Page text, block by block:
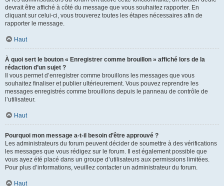
devrait être affiché à côté du message que vous souhaitez rapporter. En
cliquant sur celui-ci, vous trouverez toutes les étapes nécessaires afin de
rapporter le message.
Haut
À quoi sert le bouton « Enregistrer comme brouillon » affiché lors de la
rédaction d’un sujet ?
Il vous permet d’enregistrer comme brouillons les messages que vous
souhaitez finaliser et publier ultérieurement. Vous pouvez reprendre les
messages enregistrés comme brouillons depuis le panneau de contrôle de
l’utilisateur.
Haut
Pourquoi mon message a-t-il besoin d’être approuvé ?
Les administrateurs du forum peuvent décider de soumettre à des vérifications
les messages que vous rédigez sur le forum. Il est également possible que
vous ayez été placé dans un groupe d’utilisateurs aux permissions limitées.
Pour plus d’informations, veuillez contacter un administrateur du forum.
Haut